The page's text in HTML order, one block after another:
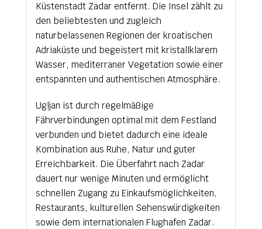
Küstenstadt Zadar entfernt. Die Insel zählt zu
den beliebtesten und zugleich
naturbelassenen Regionen der kroatischen
Adriaküste und begeistert mit kristallklarem
Wasser, mediterraner Vegetation sowie einer
entspannten und authentischen Atmosphäre.
Ugljan ist durch regelmäßige
Fährverbindungen optimal mit dem Festland
verbunden und bietet dadurch eine ideale
Kombination aus Ruhe, Natur und guter
Erreichbarkeit. Die Überfahrt nach Zadar
dauert nur wenige Minuten und ermöglicht
schnellen Zugang zu Einkaufsmöglichkeiten,
Restaurants, kulturellen Sehenswürdigkeiten
sowie dem internationalen Flughafen Zadar.